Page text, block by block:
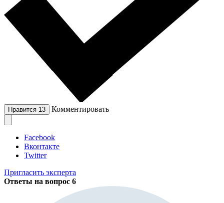
Нравится 13 Комментировать
Facebook
Вконтакте
Twitter
Пригласить эксперта
Ответы на вопрос 6